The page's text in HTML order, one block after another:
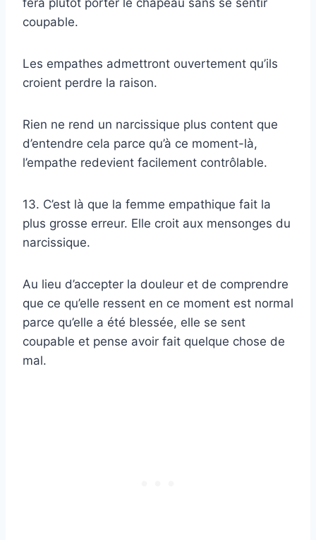
coupable.
Les empathes admettront ouvertement qu’ils
croient perdre la raison.
Rien ne rend un narcissique plus content que
d’entendre cela parce qu’à ce moment-là,
l’empathe redevient facilement contrôlable.
13. C’est là que la femme empathique fait la
plus grosse erreur. Elle croit aux mensonges du
narcissique.
Au lieu d’accepter la douleur et de comprendre
que ce qu’elle ressent en ce moment est normal
parce qu’elle a été blessée, elle se sent
coupable et pense avoir fait quelque chose de
mal.